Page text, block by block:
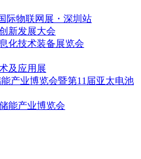
际物联网展・深圳站
新发展大会
化技术装备展览会
及应用展
产业博览会暨第11届亚太电池
能产业博览会